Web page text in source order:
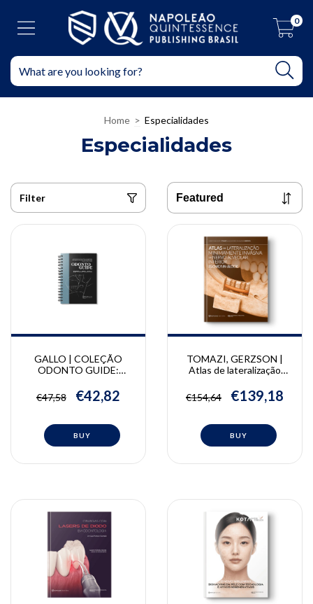
0
Home > Especialidades
Especialidades
Filter
GALLO | COLEÇÃO
ODONTO GUIDE:
Gallo, Andréa Witzel,
Celso Lemos Júnior, Fábio
€47,58 €42,82
TOMAZI, GERZSON |
Atlas de lateralização
nervo alveolar inferior:
técnica in-block | Marcos
Gerzson
€154,64 €139,18